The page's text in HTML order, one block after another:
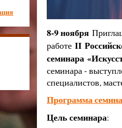
8-9 ноября
работе II
семинара
семинара -
специалистов,
Программа
Цель семинара: